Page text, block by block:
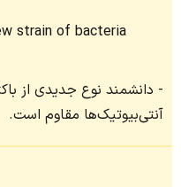
strain of bacteria
دانشمند نوع جدیدی از
آنتی‌بیوتیک‌ها مقاوم است.